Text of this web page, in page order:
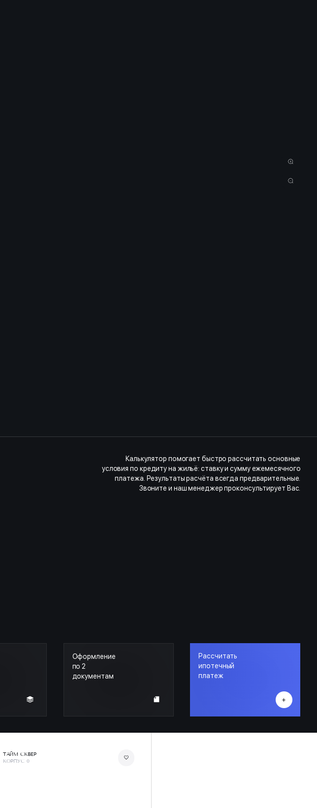
Калькулятор помогает быстро рассчитать основные
условия по кредиту на жильё: ставку и сумму ежемесячного
платежа. Результаты расчёта всегда предварительные.
Звоните и наш менеджер проконсультирует Вас.
Оформление
по 2
документам
Рассчитать
ипотечный
платеж
ТАЙМ СКВЕР
КОРПУС 0